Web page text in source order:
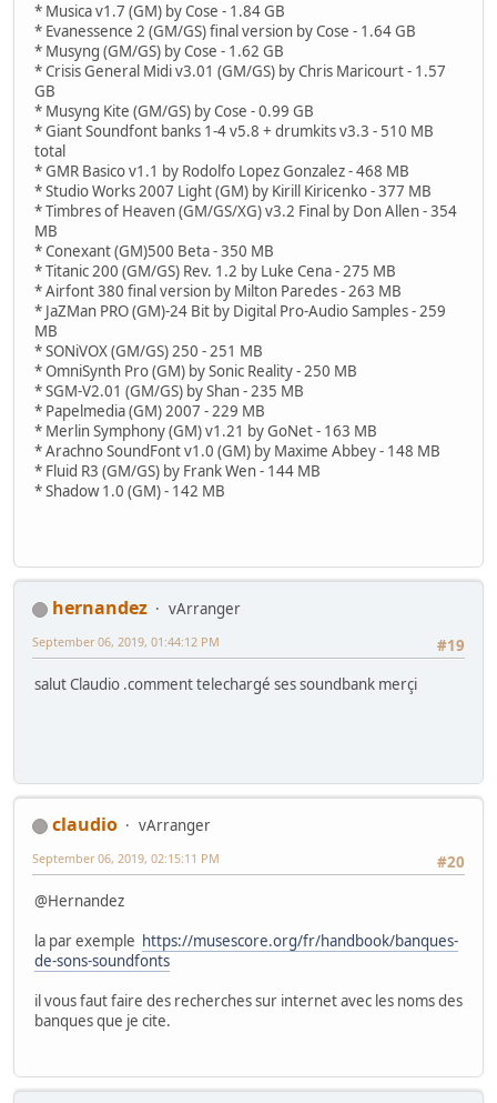
* Musica v1.7 (GM) by Cose - 1.84 GB
* Evanessence 2 (GM/GS) final version by Cose - 1.64 GB
* Musyng (GM/GS) by Cose - 1.62 GB
* Crisis General Midi v3.01 (GM/GS) by Chris Maricourt - 1.57
GB
* Musyng Kite (GM/GS) by Cose - 0.99 GB
* Giant Soundfont banks 1-4 v5.8 + drumkits v3.3 - 510 MB
total
* GMR Basico v1.1 by Rodolfo Lopez Gonzalez - 468 MB
* Studio Works 2007 Light (GM) by Kirill Kiricenko - 377 MB
* Timbres of Heaven (GM/GS/XG) v3.2 Final by Don Allen - 354
MB
* Conexant (GM)500 Beta - 350 MB
* Titanic 200 (GM/GS) Rev. 1.2 by Luke Cena - 275 MB
* Airfont 380 final version by Milton Paredes - 263 MB
* JaZMan PRO (GM)-24 Bit by Digital Pro-Audio Samples - 259
MB
* SONiVOX (GM/GS) 250 - 251 MB
* OmniSynth Pro (GM) by Sonic Reality - 250 MB
* SGM-V2.01 (GM/GS) by Shan - 235 MB
* Papelmedia (GM) 2007 - 229 MB
* Merlin Symphony (GM) v1.21 by GoNet - 163 MB
* Arachno SoundFont v1.0 (GM) by Maxime Abbey - 148 MB
* Fluid R3 (GM/GS) by Frank Wen - 144 MB
* Shadow 1.0 (GM) - 142 MB
hernandez
vArranger
#19
September 06, 2019, 01:44:12 PM
salut Claudio .comment telechargé ses soundbank merçi
claudio
vArranger
#20
September 06, 2019, 02:15:11 PM
@Hernandez
la par exemple https://musescore.org/fr/handbook/banques-
de-sons-soundfonts
il vous faut faire des recherches sur internet avec les noms des
banques que je cite.